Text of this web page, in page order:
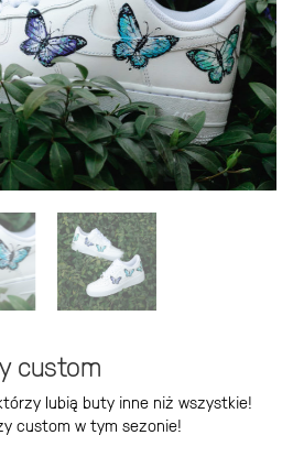
custom
lubią buty inne niż wszystkie!
custom w tym sezonie!